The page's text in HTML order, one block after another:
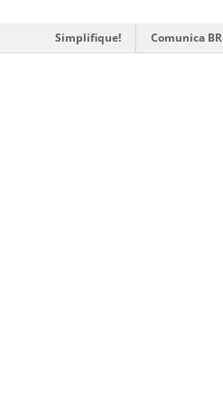
Simplifique! Comunica BR